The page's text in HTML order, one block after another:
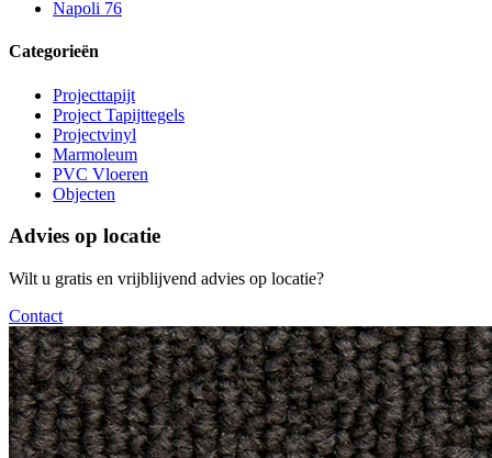
Napoli 76
Categorieën
Projecttapijt
Project Tapijttegels
Projectvinyl
Marmoleum
PVC Vloeren
Objecten
Advies op locatie
Wilt u gratis en vrijblijvend advies op locatie?
Contact